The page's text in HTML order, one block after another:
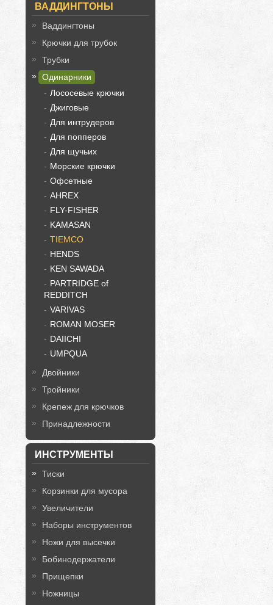
ВАДДИНГТОНЫ
Ваддингтоны
Крючки для трубок
Трубки
Одинарники
Лососевые крючки
Джиговые
Для интрудеров
Для попперов
Для щучьих
Морские крючки
Офсетные
AHREX
FLY-FISHER
KAMASAN
TIEMCO
HENDS
KEN SAWADA
PARTRIDGE of
REDDITCH
VARIVAS
ROMAN MOSER
DAIICHI
UMPQUA
Двойники
Тройники
Крепеж для крючков
Принадлежности
ИНСТРУМЕНТЫ
Тиски
Корзинки для мусора
Увеличители
Наборы инструментов
Ножи для высечки
Бобинодержатели
Прищепки
Ножницы